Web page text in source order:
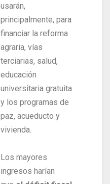
usarán,
principalmente, para
financiar la reforma
agraria, vías
terciarias, salud,
educación
universitaria gratuita
y los programas de
paz, acueducto y
vivienda.
Los mayores
ingresos harían